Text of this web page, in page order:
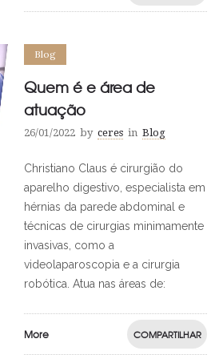
Blog
Quem é e área de
atuação
26/01/2022 by ceres in Blog
Christiano Claus é cirurgião do
aparelho digestivo, especialista em
hérnias da parede abdominal e
técnicas de cirurgias minimamente
invasivas, como a
videolaparoscopia e a cirurgia
robótica. Atua nas áreas de:
More COMPARTILHAR